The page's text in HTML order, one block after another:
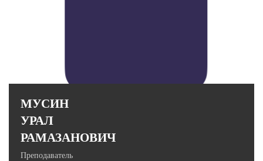
МУСИН
УРАЛ
РАМАЗАНОВИЧ
Преподаватель